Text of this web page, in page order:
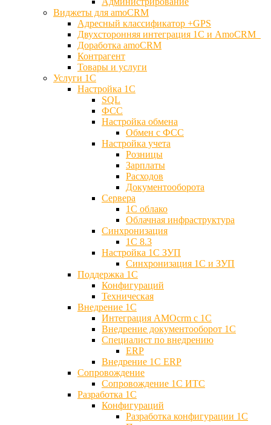
Виджеты для amoCRM
Адресный классификатор +GPS
Двухсторонняя интеграция 1С и AmoCRM
Доработка amoCRM
Контрагент
Товары и услуги
Услуги 1С
Настройка 1С
SQL
ФСС
Настройка обмена
Обмен с ФСС
Настройка учета
Розницы
Зарплаты
Расходов
Документооборота
Сервера
1С облако
Облачная инфраструктура
Синхронизация
1С 8.3
Настройка 1С ЗУП
Синхронизация 1С и ЗУП
Поддержка 1С
Конфигураций
Техническая
Внедрение 1С
Интеграция AMOcrm с 1C
Внедрение документооборот 1С
Специалист по внедрению
ERP
Внедрение 1С ERP
Cопровождение
Cопровождение 1С ИТС
Разработка 1C
Конфигураций
Разработка конфигурации 1С